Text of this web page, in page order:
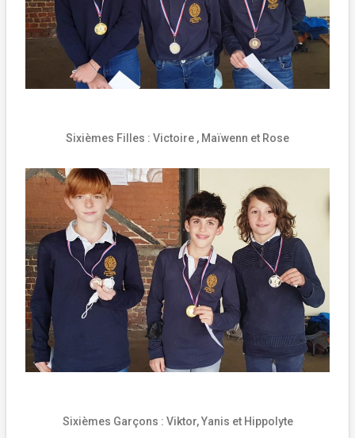
Sixièmes Filles : Victoire , Maïwenn et Rose
Sixièmes Garçons : Viktor, Yanis et Hippolyte